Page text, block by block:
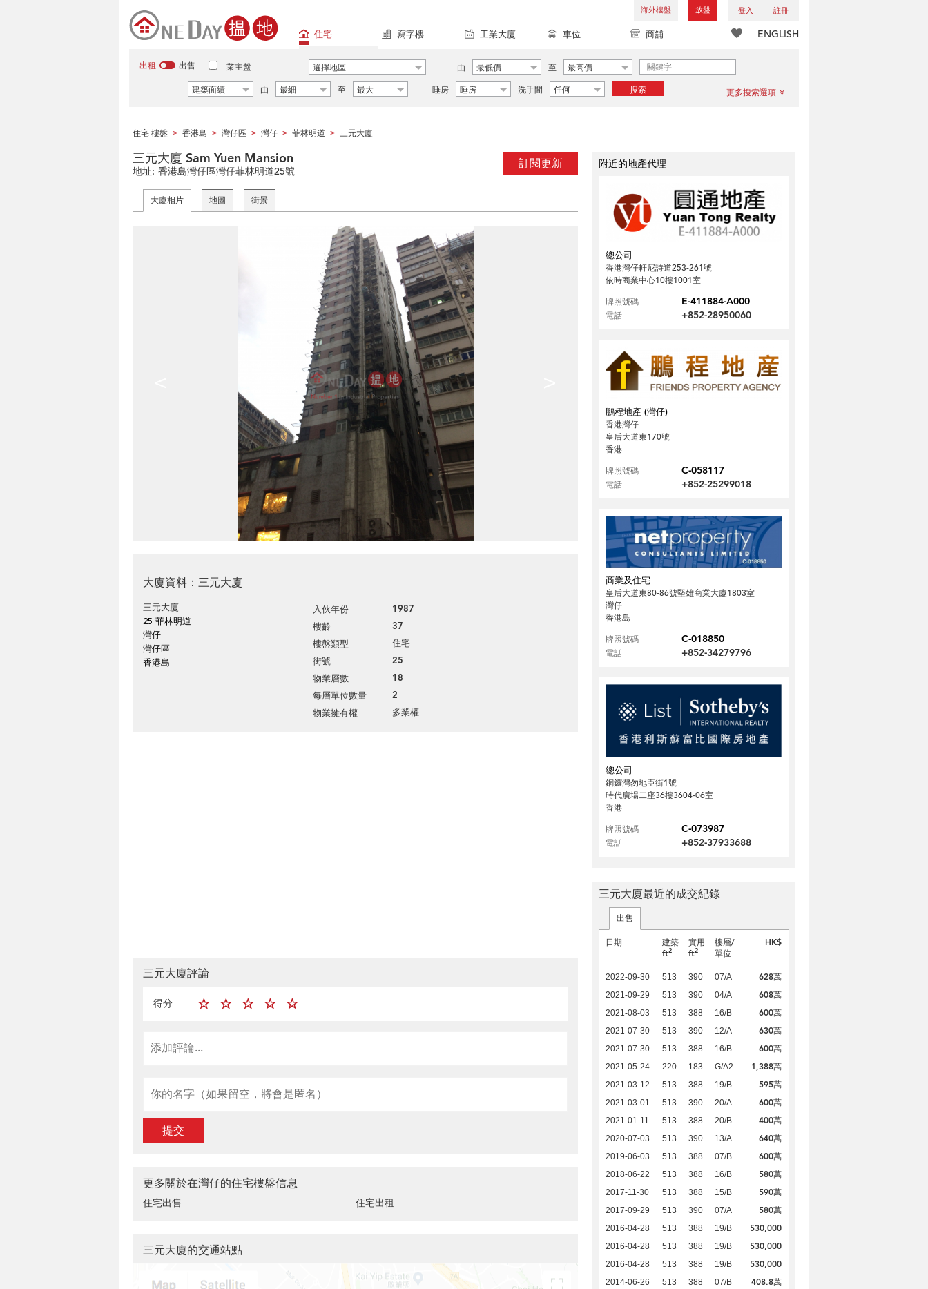
海外樓盤 放盤 登入 註冊
ENGLISH
住宅 寫字樓 工業大廈 車位 商舖
出租 出售 業主盤 選擇地區 由 最低價 至
最高價
建築面績
由 最細 至 最大 睡房 睡房 洗手間 任何 搜索 更多搜索選項
住宅 樓盤 > 香港島 > 灣仔區 > 灣仔 > 菲林明道 > 三元大廈
訂閱更新
三元大廈 Sam Yuen Mansion
地址: 香港島灣仔區灣仔菲林明道25號
大廈相片 地圖 街景
大廈資料：三元大廈
三元大廈
25 菲林明道
灣仔
灣仔區
香港島
入伙年份 1987
樓齡 37
樓盤類型 住宅
街號 25
物業層數 18
每層單位數量 2
物業擁有權 多業權
三元大廈評論
得分
提交
更多關於在灣仔的住宅樓盤信息
住宅出售 住宅出租
三元大廈的交通站點
附近的地產代理
總公司
香港灣仔軒尼詩道253-261號
依時商業中心10樓1001室
牌照號碼
E-411884-A000
電話 +852-28950060
鵬程地產 (灣仔)
香港灣仔
皇后大道東170號
香港
牌照號碼
C-058117
電話 +852-25299018
商業及住宅
皇后大道東80-86號堅雄商業大廈1803室
灣仔
香港島
牌照號碼
C-018850
電話 +852-34279796
總公司
銅鑼灣勿地臣街1號
時代廣場二座36樓3604-06室
香港
牌照號碼
C-073987
電話 +852-37933688
三元大廈最近的成交紀錄
出售
日期
建築
ft2
實用
ft2
樓層/
單位
HK$
2022-09-30 513 390 07/A 628萬
2021-09-29 513 390 04/A 608萬
2021-08-03 513 388 16/B 600萬
2021-07-30 513 390 12/A 630萬
2021-07-30 513 388 16/B 600萬
2021-05-24 220 183 G/A2 1,388萬
2021-03-12 513 388 19/B 595萬
2021-03-01 513 390 20/A 600萬
2021-01-11 513 388 20/B 400萬
2020-07-03 513 390 13/A 640萬
2019-06-03 513 388 07/B 600萬
2018-06-22 513 388 16/B 580萬
2017-11-30 513 388 15/B 590萬
2017-09-29 513 390 07/A 580萬
2016-04-28 513 388 19/B 530,000
2016-04-28 513 388 19/B 530,000
2016-04-28 513 388 19/B 530,000
2014-06-26 513 388 07/B 408.8萬